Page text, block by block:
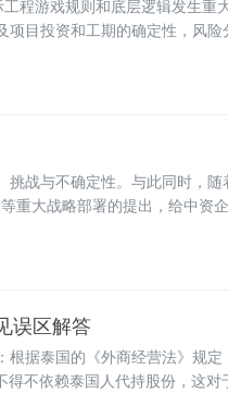
程游戏规则和底层逻辑发生重
目投资和工期的确定性，风
战与不确定性。与此同时，随
重大战略部署的提出，给中资
误区解答
据泰国的《外商经营法》规
不依赖泰国人代持股份，这对